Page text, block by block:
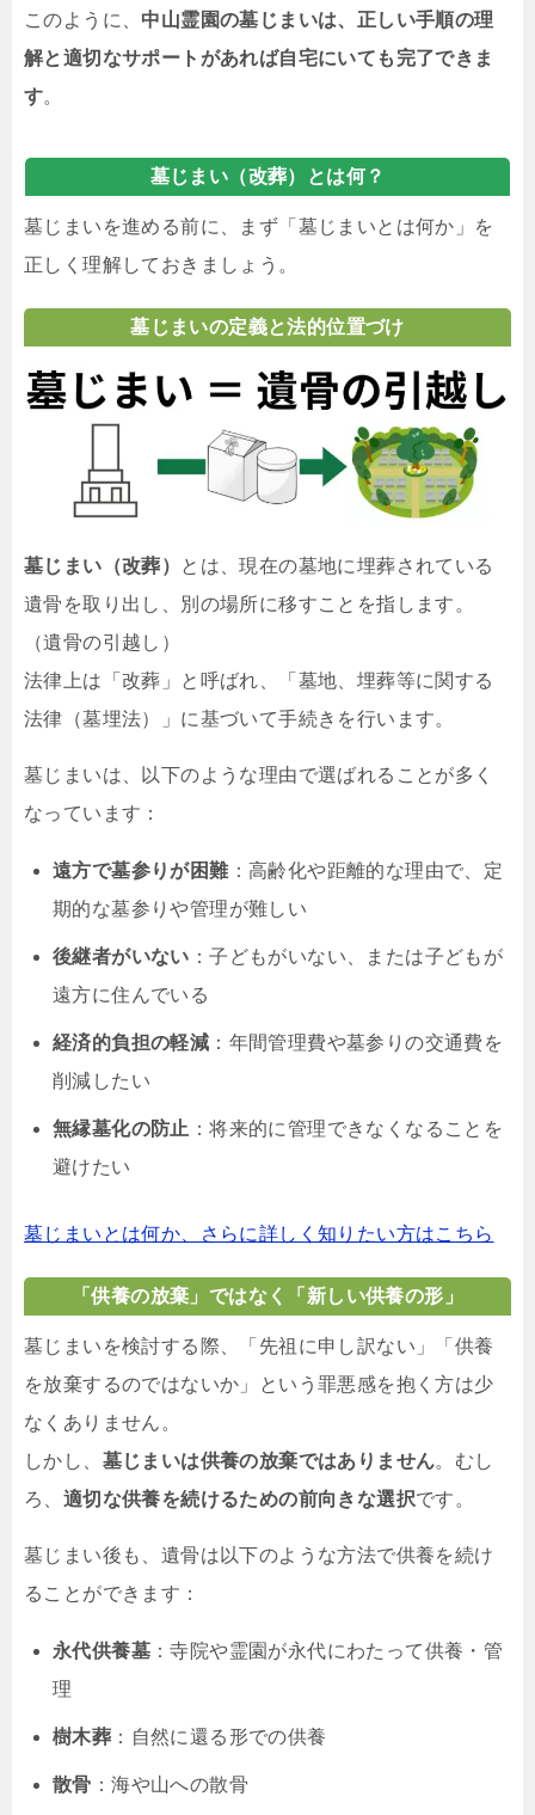
このように、 中山霊園の墓じまいは、正しい手順の理
解と適切なサポートがあれば自宅にいても完了できま
す。
墓じまい（改葬）とは何？
墓じまいを進める前に、まず「墓じまいとは何か」を
正しく理解しておきましょう。
墓じまいの定義と法的位置づけ
墓じまい（改葬）
とは、現在の墓地に埋葬されている
遺骨を取り出し、別の場所に移すことを指します。
（遺骨の引越し）
法律上は「改葬」と呼ばれ、「墓地、埋葬等に関する
法律（墓埋法）」に基づいて手続きを行います。
墓じまいは、以下のような理由で選ばれることが多く
なっています：
遠方で墓参りが困難：高齢化や距離的な理由で、定
期的な墓参りや管理が難しい
後継者がいない ：子どもがいない、または子どもが
遠方に住んでいる
経済的負担の軽減 ：年間管理費や墓参りの交通費を
削減したい
無縁墓化の防止 ：将来的に管理できなくなることを
避けたい
墓じまいとは何か、さらに詳しく知りたい方はこちら
「供養の放棄」ではなく「新しい供養の形」
墓じまいを検討する際、「先祖に申し訳ない」「供養
を放棄するのではないか」という罪悪感を抱く方は少
なくありません。
しかし、 墓じまいは供養の放棄ではありません。むし
ろ、 適切な供養を続けるための前向きな選択です。
墓じまい後も、遺骨は以下のような方法で供養を続け
ることができます：
永代供養墓 ：寺院や霊園が永代にわたって供養・管
理
樹木葬 ：自然に還る形での供養
散骨 ：海や山への散骨